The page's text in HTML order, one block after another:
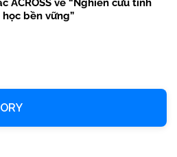
ACROSS về “Nghiên cứu tính
bền vững”